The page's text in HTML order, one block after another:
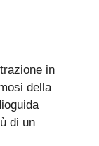
in
della
di un